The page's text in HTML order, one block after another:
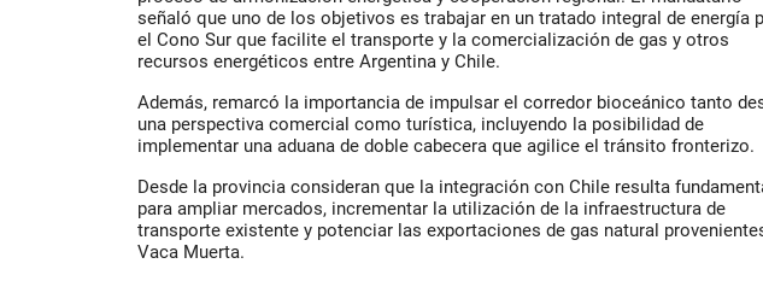
señaló que uno de los objetivos es trabajar en un tratado integral de energía
el Cono Sur que facilite el transporte y la comercialización de gas y otros
recursos energéticos entre Argentina y Chile.
Además, remarcó la importancia de impulsar el corredor bioceánico tanto
una perspectiva comercial como turística, incluyendo la posibilidad de
implementar una aduana de doble cabecera que agilice el tránsito fronterizo.
Desde la provincia consideran que la integración con Chile resulta
para ampliar mercados, incrementar la utilización de la infraestructura de
transporte existente y potenciar las exportaciones de gas natural
Vaca Muerta.